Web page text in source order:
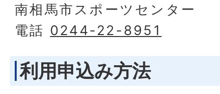
南相馬市スポーツセンター
電話 0244-22-8951
利用申込み方法